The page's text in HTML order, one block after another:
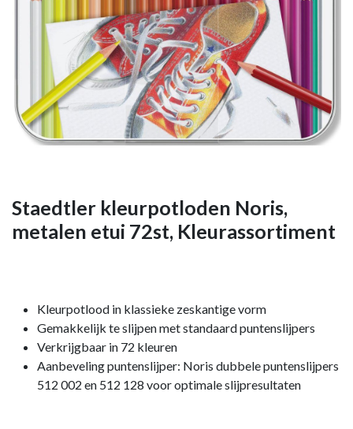
Staedtler kleurpotloden Noris,
metalen etui 72st, Kleurassortiment
Kleurpotlood in klassieke zeskantige vorm
Gemakkelijk te slijpen met standaard puntenslijpers
Verkrijgbaar in 72 kleuren
Aanbeveling puntenslijper: Noris dubbele puntenslijpers
512 002 en 512 128 voor optimale slijpresultaten